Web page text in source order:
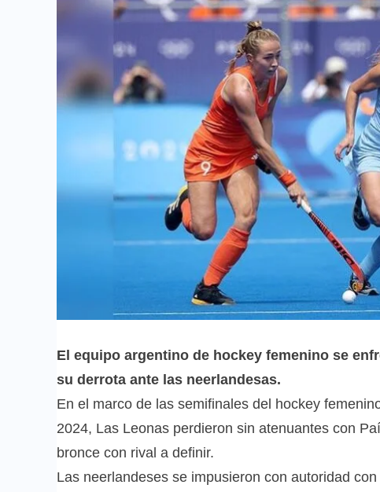
El equipo argentino de hockey femenino se
su derrota ante las neerlandesas.
En el marco de las semifinales del hockey
2024, Las Leonas perdieron sin atenuantes con
bronce con rival a definir.
Las neerlandeses se impusieron con autoridad